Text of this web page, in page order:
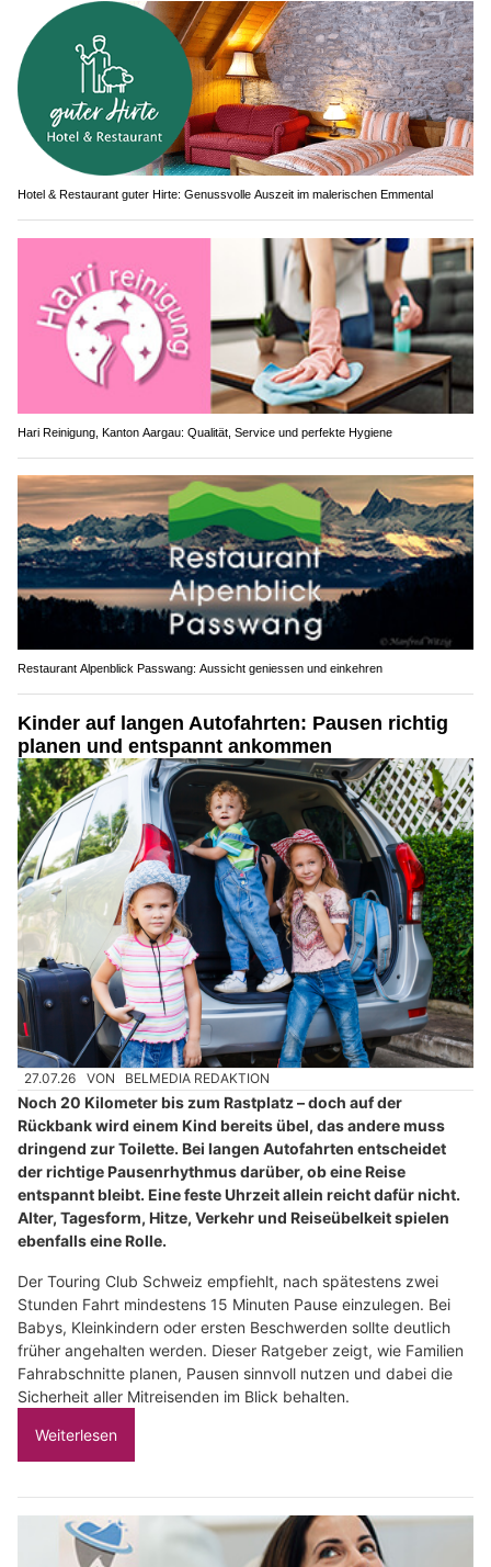
Hotel & Restaurant guter Hirte: Genussvolle Auszeit im malerischen Emmental
Hari Reinigung, Kanton Aargau: Qualität, Service und perfekte Hygiene
Restaurant Alpenblick Passwang: Aussicht geniessen und einkehren
Kinder auf langen Autofahrten: Pausen richtig
planen und entspannt ankommen
27.07.26 VON BELMEDIA REDAKTION
Noch 20 Kilometer bis zum Rastplatz – doch auf der
Rückbank wird einem Kind bereits übel, das andere muss
dringend zur Toilette. Bei langen Autofahrten entscheidet
der richtige Pausenrhythmus darüber, ob eine Reise
entspannt bleibt. Eine feste Uhrzeit allein reicht dafür nicht.
Alter, Tagesform, Hitze, Verkehr und Reiseübelkeit spielen
ebenfalls eine Rolle.
Der Touring Club Schweiz empfiehlt, nach spätestens zwei
Stunden Fahrt mindestens 15 Minuten Pause einzulegen. Bei
Babys, Kleinkindern oder ersten Beschwerden sollte deutlich
früher angehalten werden. Dieser Ratgeber zeigt, wie Familien
Fahrabschnitte planen, Pausen sinnvoll nutzen und dabei die
Sicherheit aller Mitreisenden im Blick behalten.
Weiterlesen